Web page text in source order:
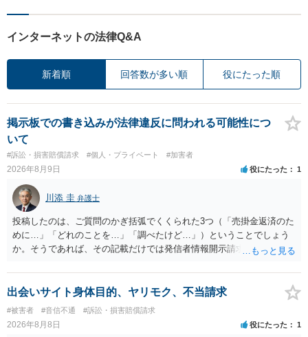
インターネットの法律Q&A
新着順 回答数が多い順 役にたった順
掲示板での書き込みが法律違反に問われる可能性につ
いて
#訴訟・損害賠償請求 #個人・プライベート #加害者
2026年8月9日 役にたった 1
川添 圭 弁護士
投稿したのは、ご質問のかぎ括弧でくくられた3つ（「売掛金返済のた
めに…」「どれのことを…」「調べたけど…」）ということでしょう
か。そうであれば、その記載だけでは発信者情報開示請求が認められ
ただ、「328が名誉毀損、偽計業務妨害、侮辱罪、ストーカー等に関す
る法律違反に該当するといわれ」とのことですので、ご質問に書かれ
ていない何らかの背景事情があれば、回答は180度変わるかもしれませ
ん。公開の場で詳細を投稿することは不適当と思われますので、弁護
士へ直接相談した方がよいでしょう。
出会いサイト身体目的、ヤリモク、不当請求
#被害者 #音信不通 #訴訟・損害賠償請求
2026年8月8日 役にたった 1